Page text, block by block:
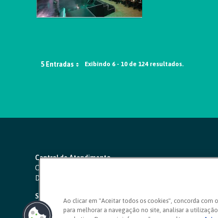
5 Entradas Exibindo 6 - 10 de 124 resultados.
Central de Atendimento
Capitais e regiões metropolitanas:
Demais localidades:
SAC 24 horas
Ouvidoria
Ao clicar em "Aceitar todos os cookies", concorda com
para melhorar a navegação no site, analisar a